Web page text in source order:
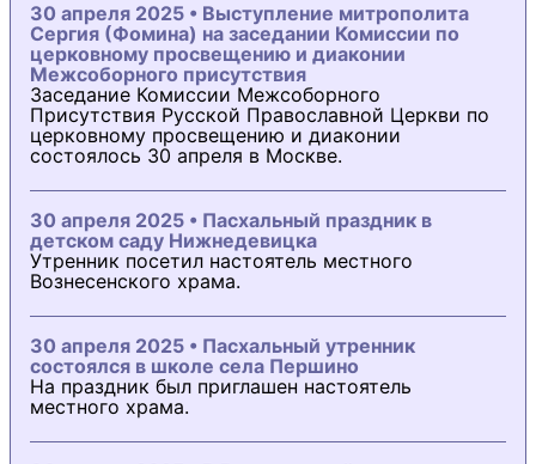
30 апреля 2025 • Выступление митрополита
Сергия (Фомина) на заседании Комиссии по
церковному просвещению и диаконии
Межсоборного присутствия
Заседание Комиссии Межсоборного
Присутствия Русской Православной Церкви по
церковному просвещению и диаконии
состоялось 30 апреля в Москве.
30 апреля 2025 • Пасхальный праздник в
детском саду Нижнедевицка
Утренник посетил настоятель местного
Вознесенского храма.
30 апреля 2025 • Пасхальный утренник
состоялся в школе села Першино
На праздник был приглашен настоятель
местного храма.